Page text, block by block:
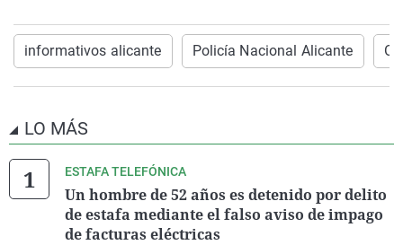
informativos alicante Policía Nacional Alicante
LO MÁS
ESTAFA TELEFÓNICA
Un hombre de 52 años es detenido por delito
de estafa mediante el falso aviso de impago
de facturas eléctricas